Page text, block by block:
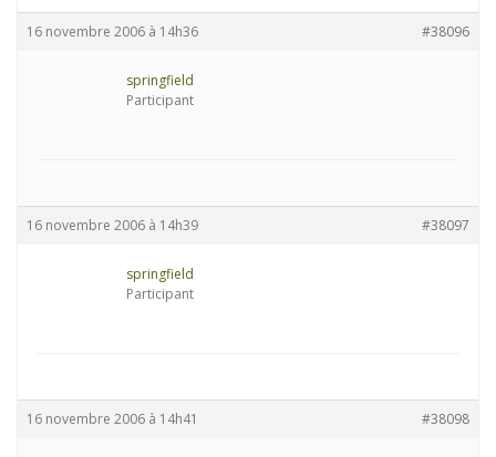
16 novembre 2006 à 14h36 #38096
springfield
Participant
16 novembre 2006 à 14h39 #38097
springfield
Participant
16 novembre 2006 à 14h41 #38098